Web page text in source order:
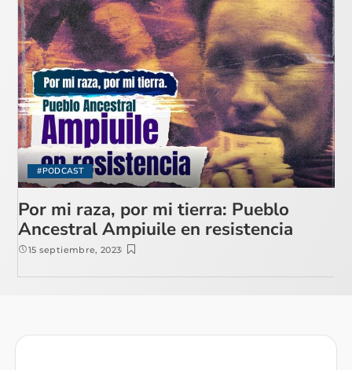
#PODCAST
Por mi raza, por mi tierra: Pueblo
Ancestral Ampiuile en resistencia
15 septiembre, 2023